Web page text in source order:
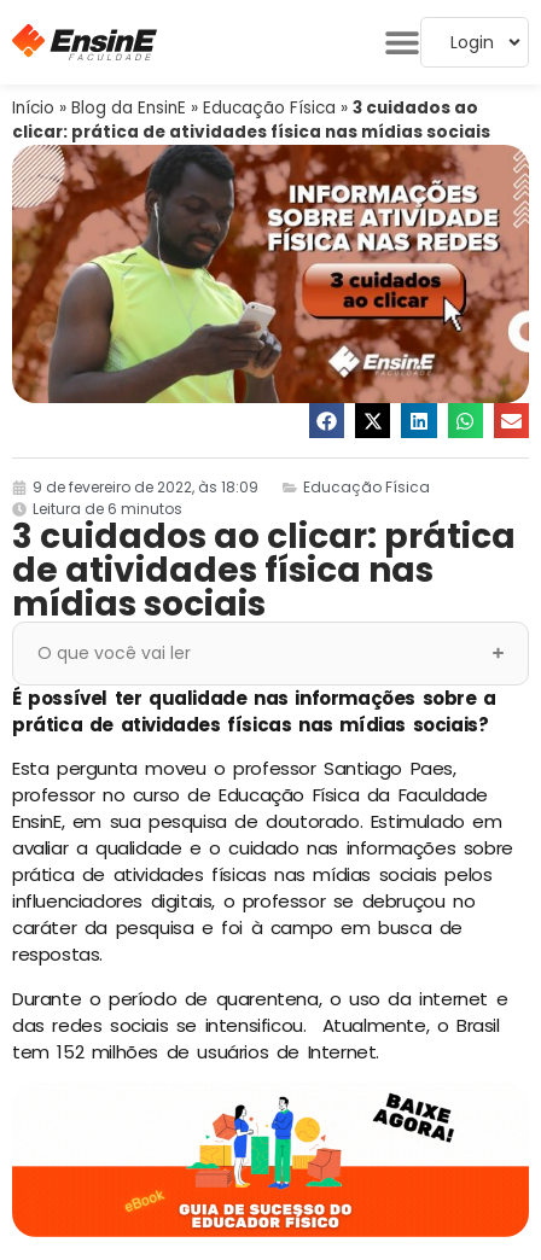
Login
Início » Blog da EnsinE » Educação Física » 3 cuidados ao
clicar: prática de atividades física nas mídias sociais
9 de fevereiro de 2022, às 18:09
Educação Física
Leitura de 6 minutos
3 cuidados ao clicar: prática
de atividades física nas
mídias sociais
O que você vai ler
É possível ter qualidade nas informações sobre a
prática de atividades físicas nas mídias sociais?
Esta pergunta moveu o professor Santiago Paes,
professor no curso de Educação Física da Faculdade
EnsinE, em sua pesquisa de doutorado. Estimulado em
avaliar a qualidade e o cuidado nas informações sobre
prática de atividades físicas nas mídias sociais pelos
influenciadores digitais, o professor se debruçou no
caráter da pesquisa e foi à campo em busca de
respostas.
Durante o período de quarentena, o uso da internet e
das redes sociais se intensificou. Atualmente, o Brasil
tem 152 milhões de usuários de Internet.